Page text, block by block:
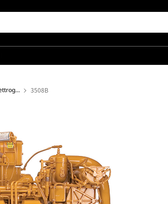
Motori da trivellazione e gruppi elettrogeni 3508B